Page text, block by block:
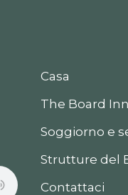
Casa
The Board Inn
Soggiorno e
Strutture del
Contattaci